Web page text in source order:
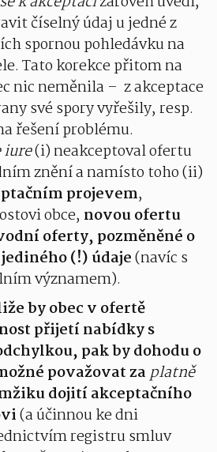
číselný údaj u jedné z
spornou pohledávku na
Tato korekce přitom na
nic neměnila – z akceptace
své spory vyřešily, resp.
řešení problému.
iure(i) neakceptoval ofertu
znění a namísto toho (ii)
projevem,
obce, novou ofertu
oferty, pozměněné o
(!) údaje(navíc s
významem).
by obec v ofertě
přijetí nabídky s
pak by dohodu o
považovat zaplatně
dojití akceptačního
(a účinnou ke dni
registru smluv